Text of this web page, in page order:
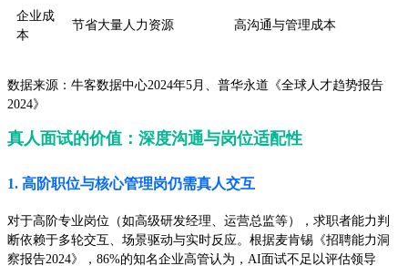
企业成
本
节省大量人力资源 高沟通与管理成本
数据来源：牛客数据中心2024年5月、普华永道《全球人才趋势报告
2024》
真人面试的价值：深度沟通与岗位适配性
1. 高阶职位与核心管理岗仍需真人交互
对于高阶专业岗位（如高级研发经理、运营总监等），求职者能力判
断依赖于多轮交互、场景驱动与实时反应。根据麦肯锡《招聘能力洞
察报告2024》，86%的知名企业高管认为，AI面试不足以评估领导